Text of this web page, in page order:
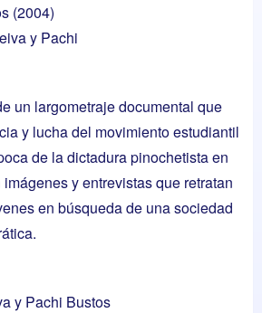
(2004)
y Pachi
un largometraje documental que
y lucha del movimiento estudiantil
de la dictadura pinochetista en
y entrevistas que retratan
en búsqueda de una sociedad
y Pachi Bustos